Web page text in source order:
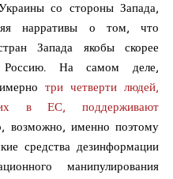
со стороны Запада,
нарративы о том, что
Запада якобы скорее
Россию. На самом деле,
три четверти людей,
в ЕС, поддерживают
возможно, именно поэтому
средства дезинформации